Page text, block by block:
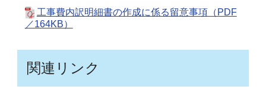
工事費内訳明細書の作成に係る留意事項（PDF
／164KB）
関連リンク